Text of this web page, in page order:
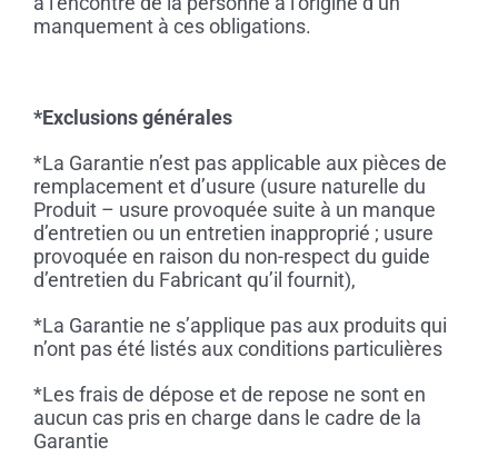
manquement à ces obligations.
*Exclusions générales
*La Garantie n’est pas applicable aux pièces de
remplacement et d’usure (usure naturelle du
Produit – usure provoquée suite à un manque
d’entretien ou un entretien inapproprié ; usure
provoquée en raison du non-respect du guide
d’entretien du Fabricant qu’il fournit),
*La Garantie ne s’applique pas aux produits qui
n’ont pas été listés aux conditions particulières
*Les frais de dépose et de repose ne sont en
aucun cas pris en charge dans le cadre de la
Garantie